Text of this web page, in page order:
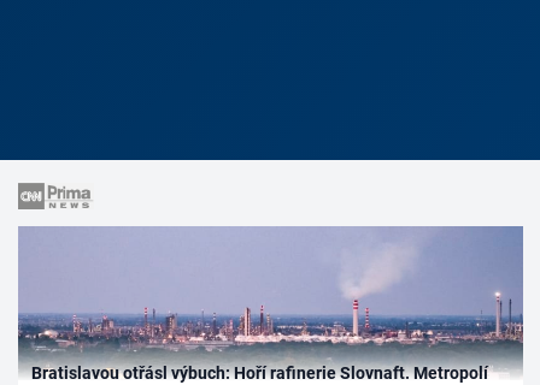
Bratislavou otřásl výbuch: Hoří rafinerie Slovnaft. Metropolí